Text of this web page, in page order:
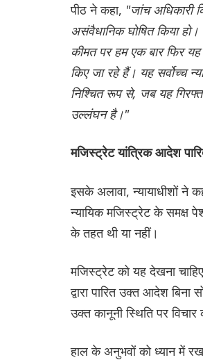
पीठ ने कहा, "जांच अधिकारी
असंवैधानिक घोषित किया
कीमत पर हम एक बार फिर
किए जा रहे हैं। यह सर्वोच्च
निश्चित रूप से, जब यह
उल्लंघन है।"
मजिस्ट्रेट यांत्रिक आदेश
इसके अलावा, न्यायाधीशों ने
न्यायिक मजिस्ट्रेट के समक्ष
के तहत थी या नहीं।
मजिस्ट्रेट को यह देखना
द्वारा पारित उक्त आदेश
उक्त कानूनी स्थिति पर
हाल के अनुभवों को ध्यान में